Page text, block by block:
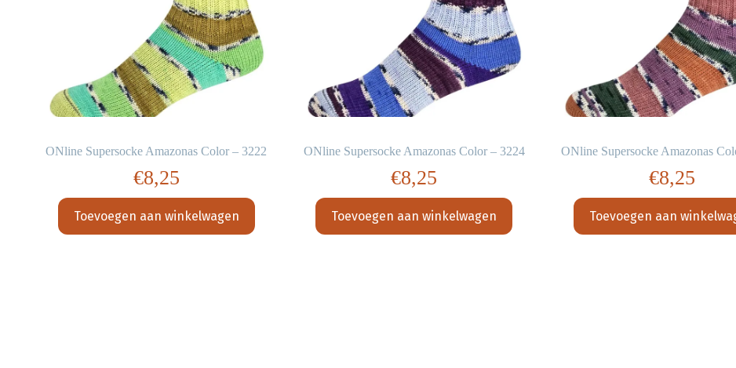
ONline Supersocke Amazonas Color – 3222
€8,25
Toevoegen aan winkelwagen
ONline Supersocke Amazonas Color – 3224
€8,25
Toevoegen aan winkelwagen
ONline Supersocke Amazonas
€8,25
Toevoegen aan